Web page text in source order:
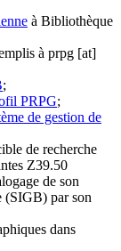
à Bibliothèque
à prpg [at]
;
PRPG;
de gestion de
de recherche
Z39.50
de son
(SIGB) par son
dans